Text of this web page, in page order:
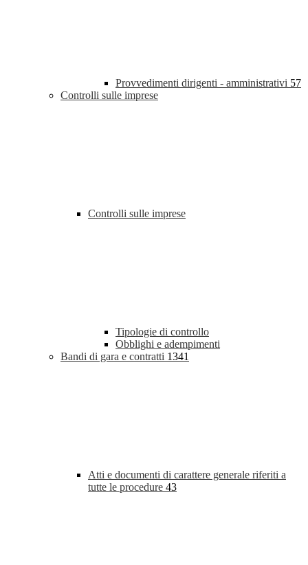
Provvedimenti dirigenti - amministrativi 57
Controlli sulle imprese
Controlli sulle imprese
Tipologie di controllo
Obblighi e adempimenti
Bandi di gara e contratti 1341
Atti e documenti di carattere generale riferiti a
tutte le procedure 43